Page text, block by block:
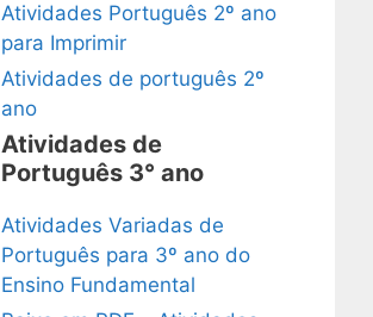
Atividades Português 2º ano
para Imprimir
Atividades de português 2º
ano
Atividades de
Português 3° ano
Atividades Variadas de
Português para 3º ano do
Ensino Fundamental